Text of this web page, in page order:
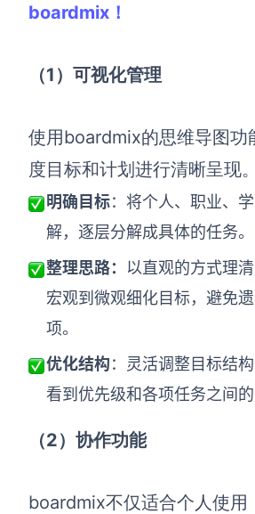
boardmix！
（1）可视化管理
使用boardmix的思维导图功
度目标和计划进行清晰呈现。
明确目标：将个人、职业、
解，逐层分解成具体的任务。
整理思路： 以直观的方式理
宏观到微观细化目标，避免
项。
优化结构：灵活调整目标结
看到优先级和各项任务之间的
（2）协作功能
boardmix不仅适合个人使用